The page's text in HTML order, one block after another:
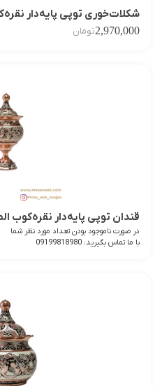
شکلات‌خوری توپی پایه‌دار
2,970,000تومان
قندان توپی پایه‌دار نقره‌کوب
در صورت ناموجود بودن تعداد مورد نظر شما
با ما تماس بگیرید: 09199818980